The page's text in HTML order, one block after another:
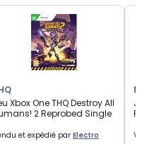
Xbox One THQ Destroy All
2 Reprobed Single
et expédié par Electro